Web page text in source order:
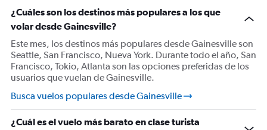
Vuelos desde Melbourne
Vuelos desde Sarasota
Vuelos desde St. Augustine
¿Cuáles son los destinos más populares a los que
volar desde Gainesville?
Este mes, los destinos más populares desde Gainesville son
Seattle, San Francisco, Nueva York. Durante todo el año, San
Francisco, Tokio, Atlanta son las opciones preferidas de los
usuarios que vuelan de Gainesville.
Busca vuelos populares desde Gainesville
¿Cuál es el vuelo más barato en clase turista